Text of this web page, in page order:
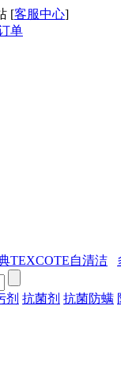
[客服中心]
单
TEXCOTE自清洁
剂 抗菌剂 抗菌防螨